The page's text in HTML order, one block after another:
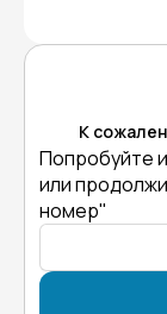
К
Попробуйте
или
номер"